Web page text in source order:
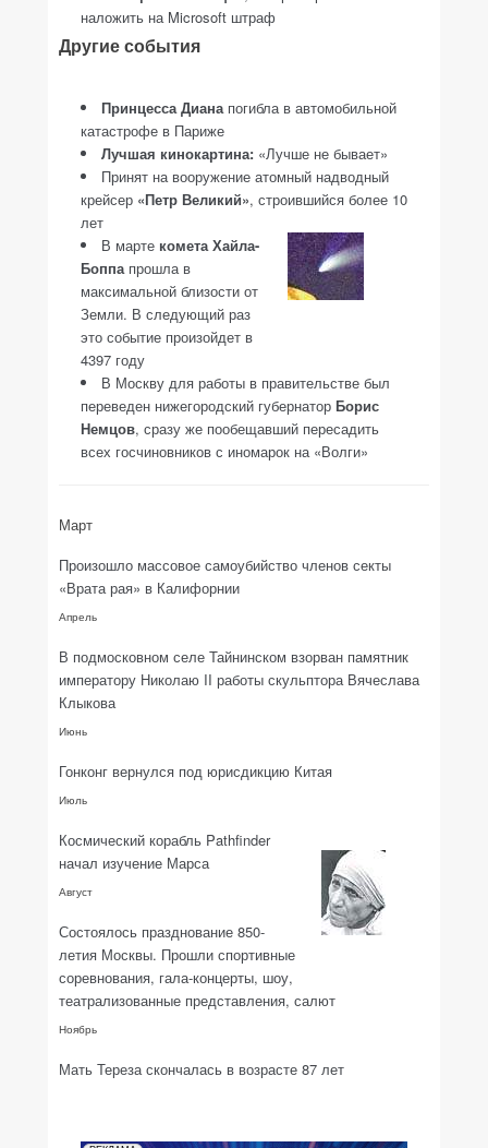
наложить на Microsoft штраф
Другие события
Принцесса Дианапогибла в автомобильной
катастрофе в Париже
Лучшая кинокартина: «Лучше не бывает»
Принят на вооружение атомный надводный
крейсер «Петр Великий», строившийся более 10
лет
В марте комета Хайла-
Боппапрошла в
максимальной близости от
Земли. В следующий раз
это событие произойдет в
4397 году
В Москву для работы в правительстве был
переведен нижегородский губернатор Борис
Немцов, сразу же пообещавший пересадить
всех госчиновников с иномарок на «Волги»
Март
Произошло массовое самоубийство членов секты
«Врата рая» в Калифорнии
Апрель
В подмосковном селе Тайнинском взорван памятник
императору Николаю II работы скульптора Вячеслава
Клыкова
Июнь
Гонконг вернулся под юрисдикцию Китая
Июль
Космический корабль Pathfinder
начал изучение Марса
Август
Состоялось празднование 850-
летия Москвы. Прошли спортивные
соревнования, гала-концерты, шоу,
театрализованные представления, салют
Ноябрь
Мать Тереза скончалась в возрасте 87 лет